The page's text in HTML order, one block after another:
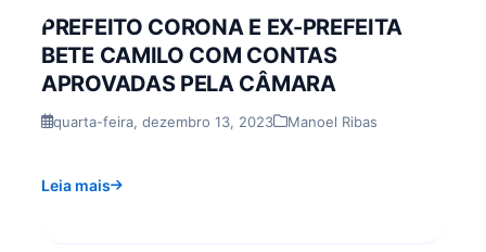
PREFEITO CORONA E EX-PREFEITA
BETE CAMILO COM CONTAS
APROVADAS PELA CÂMARA
quarta-feira, dezembro 13, 2023 Manoel Ribas
Leia mais